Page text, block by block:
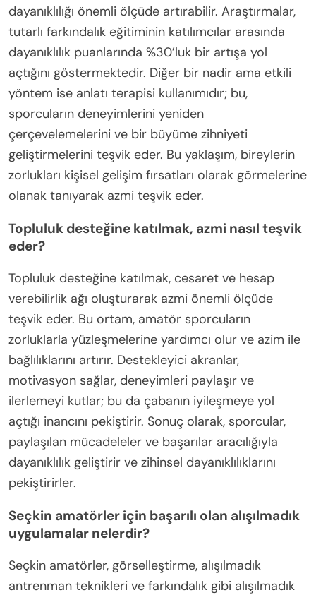
dayanıklılığı önemli ölçüde artırabilir. Araştırmalar,
tutarlı farkındalık eğitiminin katılımcılar arasında
dayanıklılık puanlarında %30’luk bir artışa yol
açtığını göstermektedir. Diğer bir nadir ama etkili
yöntem ise anlatı terapisi kullanımıdır; bu,
sporcuların deneyimlerini yeniden
çerçevelemelerini ve bir büyüme zihniyeti
geliştirmelerini teşvik eder. Bu yaklaşım, bireylerin
zorlukları kişisel gelişim fırsatları olarak görmelerine
olanak tanıyarak azmi teşvik eder.
Topluluk desteğine katılmak, azmi nasıl teşvik
eder?
Topluluk desteğine katılmak, cesaret ve hesap
verebilirlik ağı oluşturarak azmi önemli ölçüde
teşvik eder. Bu ortam, amatör sporcuların
zorluklarla yüzleşmelerine yardımcı olur ve azim ile
bağlılıklarını artırır. Destekleyici akranlar,
motivasyon sağlar, deneyimleri paylaşır ve
ilerlemeyi kutlar; bu da çabanın iyileşmeye yol
açtığı inancını pekiştirir. Sonuç olarak, sporcular,
paylaşılan mücadeleler ve başarılar aracılığıyla
dayanıklılık geliştirir ve zihinsel dayanıklılıklarını
pekiştirirler.
Seçkin amatörler için başarılı olan alışılmadık
uygulamalar nelerdir?
Seçkin amatörler, görselleştirme, alışılmadık
antrenman teknikleri ve farkındalık gibi alışılmadık